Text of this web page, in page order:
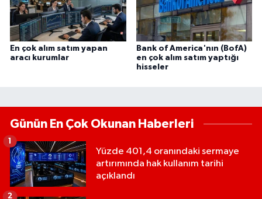
En çok alım satım yapan
aracı kurumlar
Bank of America'nın (BofA)
en çok alım satım yaptığı
hisseler
Günün En Çok Okunan Haberleri
Yüzde 401,4 oranındaki sermaye
artırımında hak kullanım tarihi
açıklandı
1
2